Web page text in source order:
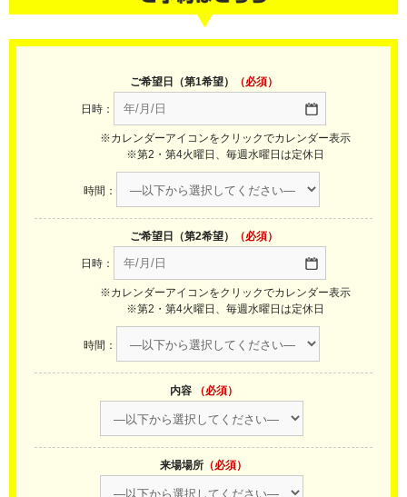
ご希望日（第1希望） （必須）
日時：
※カレンダーアイコンをクリックでカレンダー表示
※第2・第4火曜日、毎週水曜日は定休日
時間：
ご希望日（第2希望） （必須）
日時：
※カレンダーアイコンをクリックでカレンダー表示
※第2・第4火曜日、毎週水曜日は定休日
時間：
内容 （必須）
来場場所 （必須）